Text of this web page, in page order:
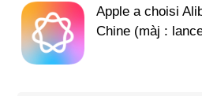
Apple a choisi
Chine (màj :